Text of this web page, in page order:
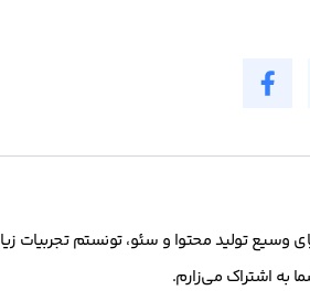
وسیع تولید محتوا و سئو، تونستم تجربیات
به اشتراک می‌زارم.